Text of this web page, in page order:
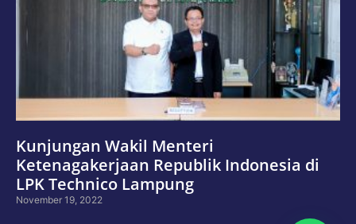
Kunjungan Wakil Menteri
Ketenagakerjaan Republik Indonesia di
LPK Technico Lampung
November 19, 2022